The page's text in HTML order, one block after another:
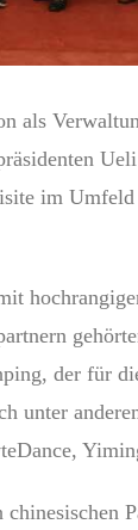
als
im
der für
unter